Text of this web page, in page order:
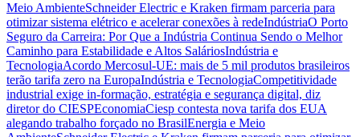
Meio AmbienteSchneider Electric e Kraken firmam parceria para
otimizar sistema elétrico e acelerar conexões à redeIndústriaO Porto
Seguro da Carreira: Por Que a Indústria Continua Sendo o Melhor
Caminho para Estabilidade e Altos SaláriosIndústria e
TecnologiaAcordo Mercosul-UE: mais de 5 mil produtos brasileiros
terão tarifa zero na EuropaIndústria e TecnologiaCompetitividade
industrial exige in-formação, estratégia e segurança digital, diz
diretor do CIESPEconomiaCiesp contesta nova tarifa dos EUA
alegando trabalho forçado no BrasilEnergia e Meio